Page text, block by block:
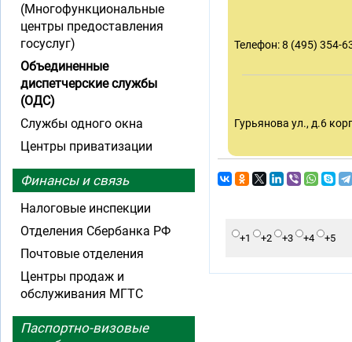
Телефон: 8 (495) 354-
Гурьянова ул., д.6
+1 +2 +3 +4 +5
(Многофункциональные
центры предоставления
госуслуг)
Объединенные
диспетчерские службы
(ОДС)
Службы одного окна
Центры приватизации
Финансы и связь
Налоговые инспекции
Отделения Сбербанка РФ
Почтовые отделения
Центры продаж и
обслуживания МГТС
Паспортно-визовые